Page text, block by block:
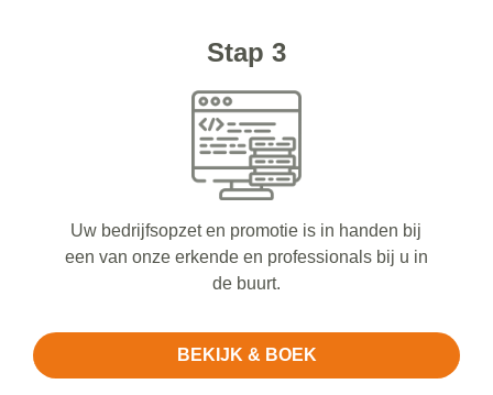
Stap 3
Uw bedrijfsopzet en promotie is in handen bij
een van onze erkende en professionals bij u in
de buurt.
BEKIJK & BOEK